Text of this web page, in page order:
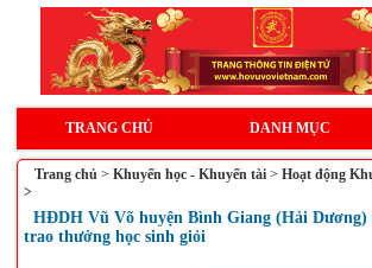
TRANG CHỦ DANH MỤC
Trang chủ > Khuyến học - Khuyến tài> Hoạt động
>
HĐDH Vũ Võ huyện Bình Giang (Hải Dương)
trao thưởng học sinh giỏi